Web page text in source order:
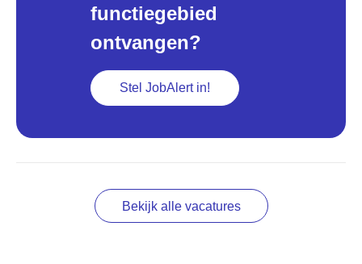
functiegebied
ontvangen?
Stel JobAlert in!
Bekijk alle vacatures